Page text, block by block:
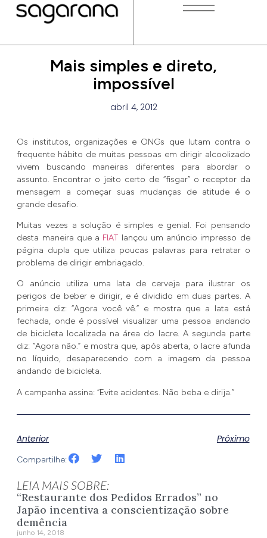
Mais simples e direto,
impossível
abril 4, 2012
Os institutos, organizações e ONGs que lutam contra o
frequente hábito de muitas pessoas em dirigir alcoolizado
vivem buscando maneiras diferentes para abordar o
assunto. Encontrar o jeito certo de “fisgar” o receptor da
mensagem a começar suas mudanças de atitude é o
grande desafio.
Muitas vezes a solução é simples e genial. Foi pensando
desta maneira que a FIAT lançou um anúncio impresso de
página dupla que utiliza poucas palavras para retratar o
problema de dirigir embriagado.
O anúncio utiliza uma lata de cerveja para ilustrar os
perigos de beber e dirigir, e é dividido em duas partes. A
primeira diz: “Agora você vê.” e mostra que a lata está
fechada, onde é possível visualizar uma pessoa andando
de bicicleta localizada na área do lacre. A segunda parte
diz: “Agora não.” e mostra que, após aberta, o lacre afunda
no líquido, desaparecendo com a imagem da pessoa
andando de bicicleta.
A campanha assina: “Evite acidentes. Não beba e dirija.”
Anterior Próximo
Compartilhe:
LEIA MAIS SOBRE:
“Restaurante dos Pedidos Errados” no
Japão incentiva a conscientização sobre
demência
junho 14, 2018